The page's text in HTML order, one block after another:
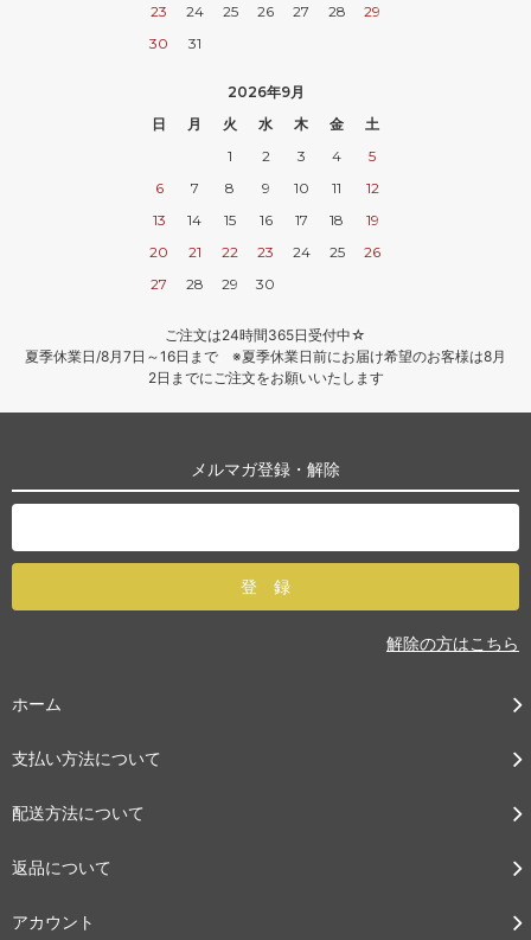
23
24 25 26 27 28
29
30
31
2026年9月
日
月 火 水 木 金
土
1
2 3 4
5
6
7 8 9 10 11
12
13
14 15 16 17 18
19
20
21 22 23 24 25
26
27
28 29 30
ご注文は24時間365日受付中☆
夏季休業日/8月7日～16日まで ※夏季休業日前にお届け希望のお客様は8月
2日までにご注文をお願いいたします
メルマガ登録・解除
解除の方はこちら
ホーム
支払い方法について
配送方法について
返品について
アカウント